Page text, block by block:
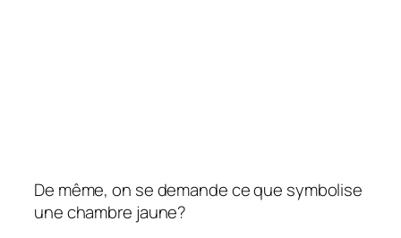
De même, on se demande ce que symbolise
une chambre jaune?